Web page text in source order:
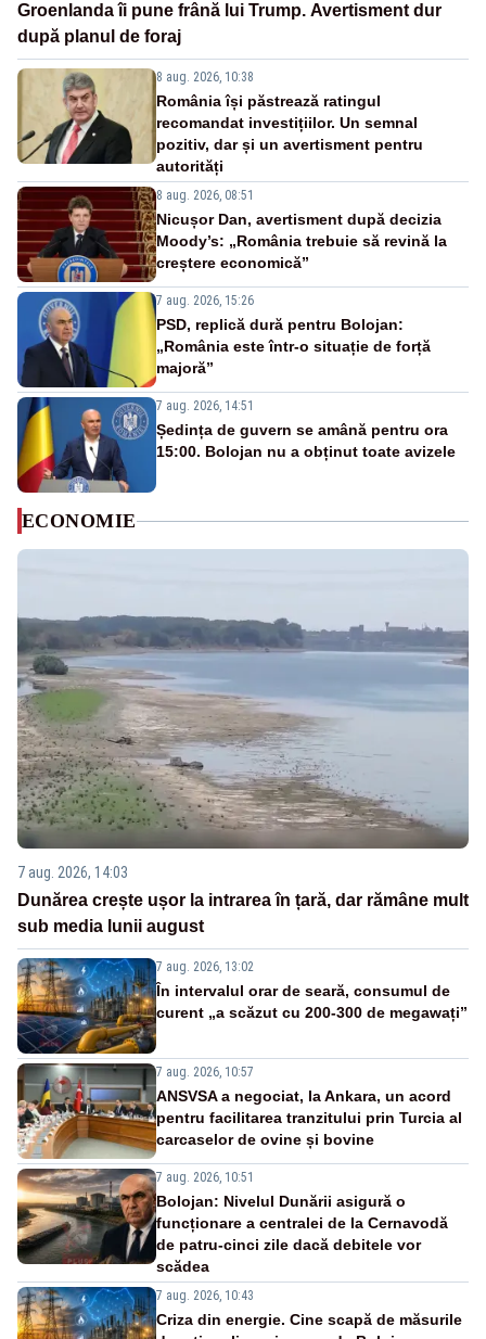
Groenlanda îi pune frână lui Trump. Avertisment dur
după planul de foraj
8 aug. 2026, 10:38
România își păstrează ratingul
recomandat investițiilor. Un semnal
pozitiv, dar și un avertisment pentru
autorități
8 aug. 2026, 08:51
Nicușor Dan, avertisment după decizia
Moody’s: „România trebuie să revină la
creștere economică”
7 aug. 2026, 15:26
PSD, replică dură pentru Bolojan:
„România este într-o situație de forță
majoră”
7 aug. 2026, 14:51
Ședința de guvern se amână pentru ora
15:00. Bolojan nu a obținut toate avizele
ECONOMIE
7 aug. 2026, 14:03
Dunărea crește ușor la intrarea în țară, dar rămâne mult
sub media lunii august
7 aug. 2026, 13:02
În intervalul orar de seară, consumul de
curent „a scăzut cu 200-300 de megawați”
7 aug. 2026, 10:57
ANSVSA a negociat, la Ankara, un acord
pentru facilitarea tranzitului prin Turcia al
carcaselor de ovine și bovine
7 aug. 2026, 10:51
Bolojan: Nivelul Dunării asigură o
funcționare a centralei de la Cernavodă
de patru-cinci zile dacă debitele vor
scădea
7 aug. 2026, 10:43
Criza din energie. Cine scapă de măsurile